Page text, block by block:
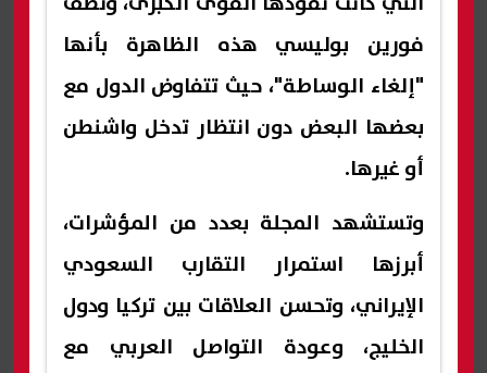
فورين بوليسي هذه الظاهرة بأنها
"إلغاء الوساطة"، حيث تتفاوض الدول مع
بعضها البعض دون انتظار تدخل واشنطن
أو غيرها.
وتستشهد المجلة بعدد من المؤشرات،
أبرزها استمرار التقارب السعودي
الإيراني، وتحسن العلاقات بين تركيا ودول
الخليج، وعودة التواصل العربي مع